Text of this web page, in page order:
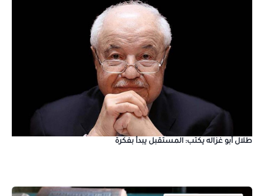
طلال أبو غزاله يكتب: المستقبل يبدأ بفكرة